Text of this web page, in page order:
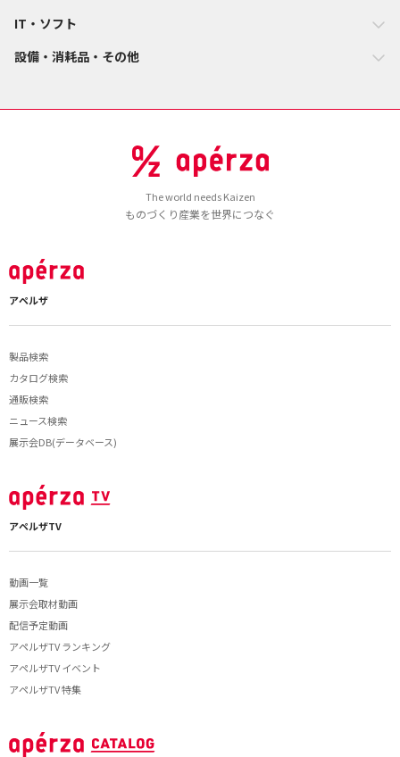
IT・ソフト
設備・消耗品・その他
The world needs Kaizen
ものづくり産業を世界につなぐ
アペルザ
製品検索
カタログ検索
通販検索
ニュース検索
展示会DB(データベース)
アペルザTV
動画一覧
展示会取材動画
配信予定動画
アペルザTV ランキング
アペルザTV イベント
アペルザTV 特集